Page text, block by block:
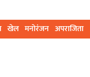
खेल मनोरंजन अपराजिता